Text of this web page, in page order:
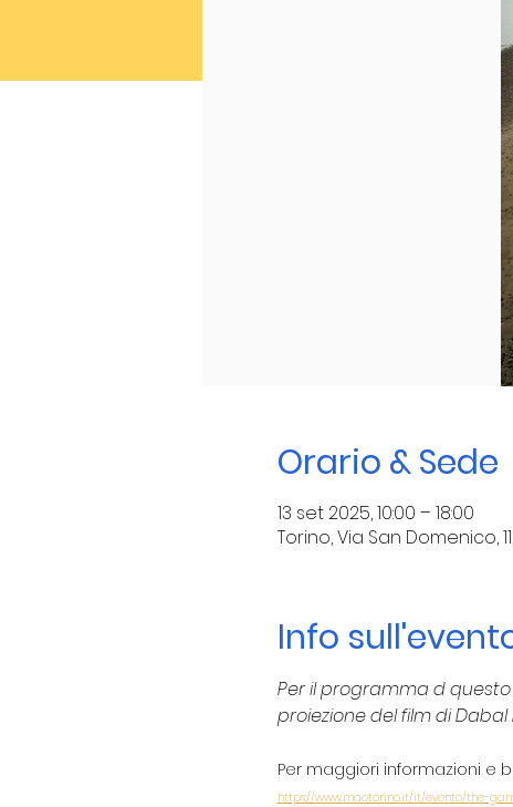
Orario & Sede
13 set 2025, 10:00 – 18:00
Torino, Via San Domenico,
Info
Per il programma d
proiezione del film di
Per maggiori informazioni e
https://www.maotorino.it/it/evento/the-